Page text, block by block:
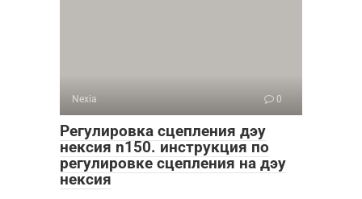
Nexia 0
Регулировка сцепления дэу
нексия n150. инструкция по
регулировке сцепления на дэу
нексия